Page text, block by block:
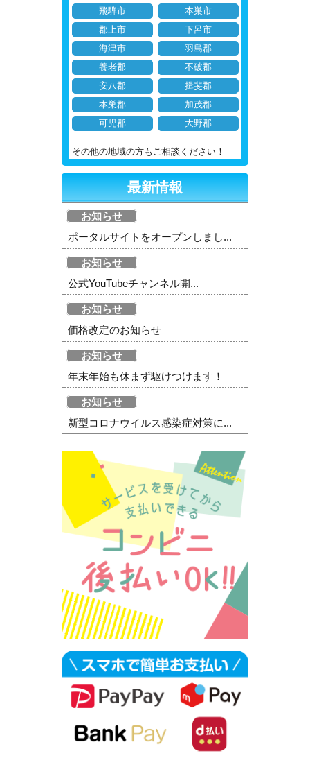
飛騨市
本巣市
郡上市
下呂市
海津市
羽島郡
養老郡
不破郡
安八郡
揖斐郡
本巣郡
加茂郡
可児郡
大野郡
その他の地域の方もご相談ください！
最新情報
お知らせ
ポータルサイトをオープンしまし...
お知らせ
公式YouTubeチャンネル開...
お知らせ
価格改定のお知らせ
お知らせ
年末年始も休まず駆けつけます！
お知らせ
新型コロナウイルス感染症対策に...